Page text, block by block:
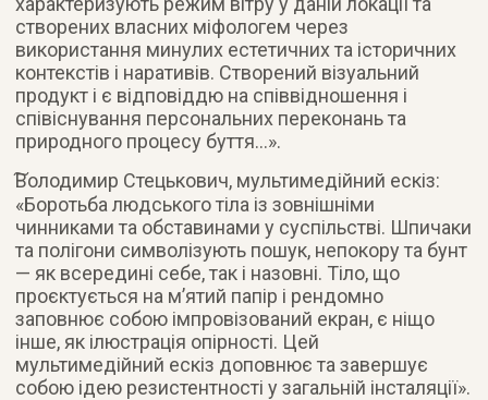
створених власних міфологем через
використання минулих естетичних та історичних
контекстів і наративів. Створений візуальний
продукт і є відповіддю на співвідношення і
співіснування персональних переконань та
природного процесу буття…».
͠Володимир Стецькович, мультимедійний ескіз:
«Боротьба людського тіла із зовнішніми
чинниками та обставинами у суспільстві. Шпичаки
та полігони символізують пошук, непокору та бунт
— як всередині себе, так і назовні. Тіло, що
проєктується на м’ятий папір і рендомно
заповнює собою імпровізований екран, є ніщо
інше, як ілюстрація опірності. Цей
мультимедійний ескіз доповнює та завершує
собою ідею резистентності у загальній інсталяції».